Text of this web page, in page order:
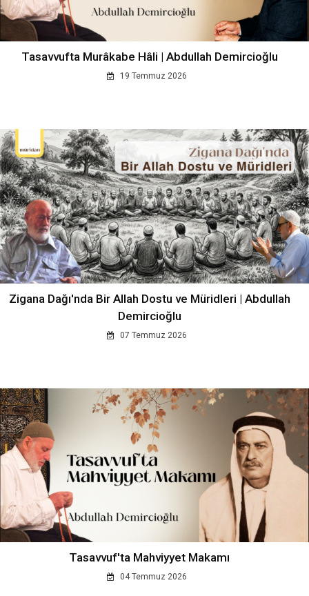
Tasavvufta Murâkabe Hâli | Abdullah Demircioğlu
19 Temmuz 2026
Zigana Dağı'nda Bir Allah Dostu ve Müridleri | Abdullah
Demircioğlu
07 Temmuz 2026
Tasavvuf'ta Mahviyyet Makamı
04 Temmuz 2026